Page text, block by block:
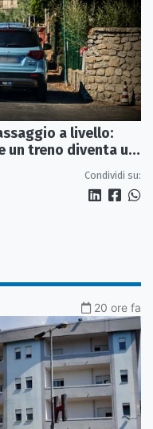
a livello:
un treno diventa un
Condividi su:
20 ore fa